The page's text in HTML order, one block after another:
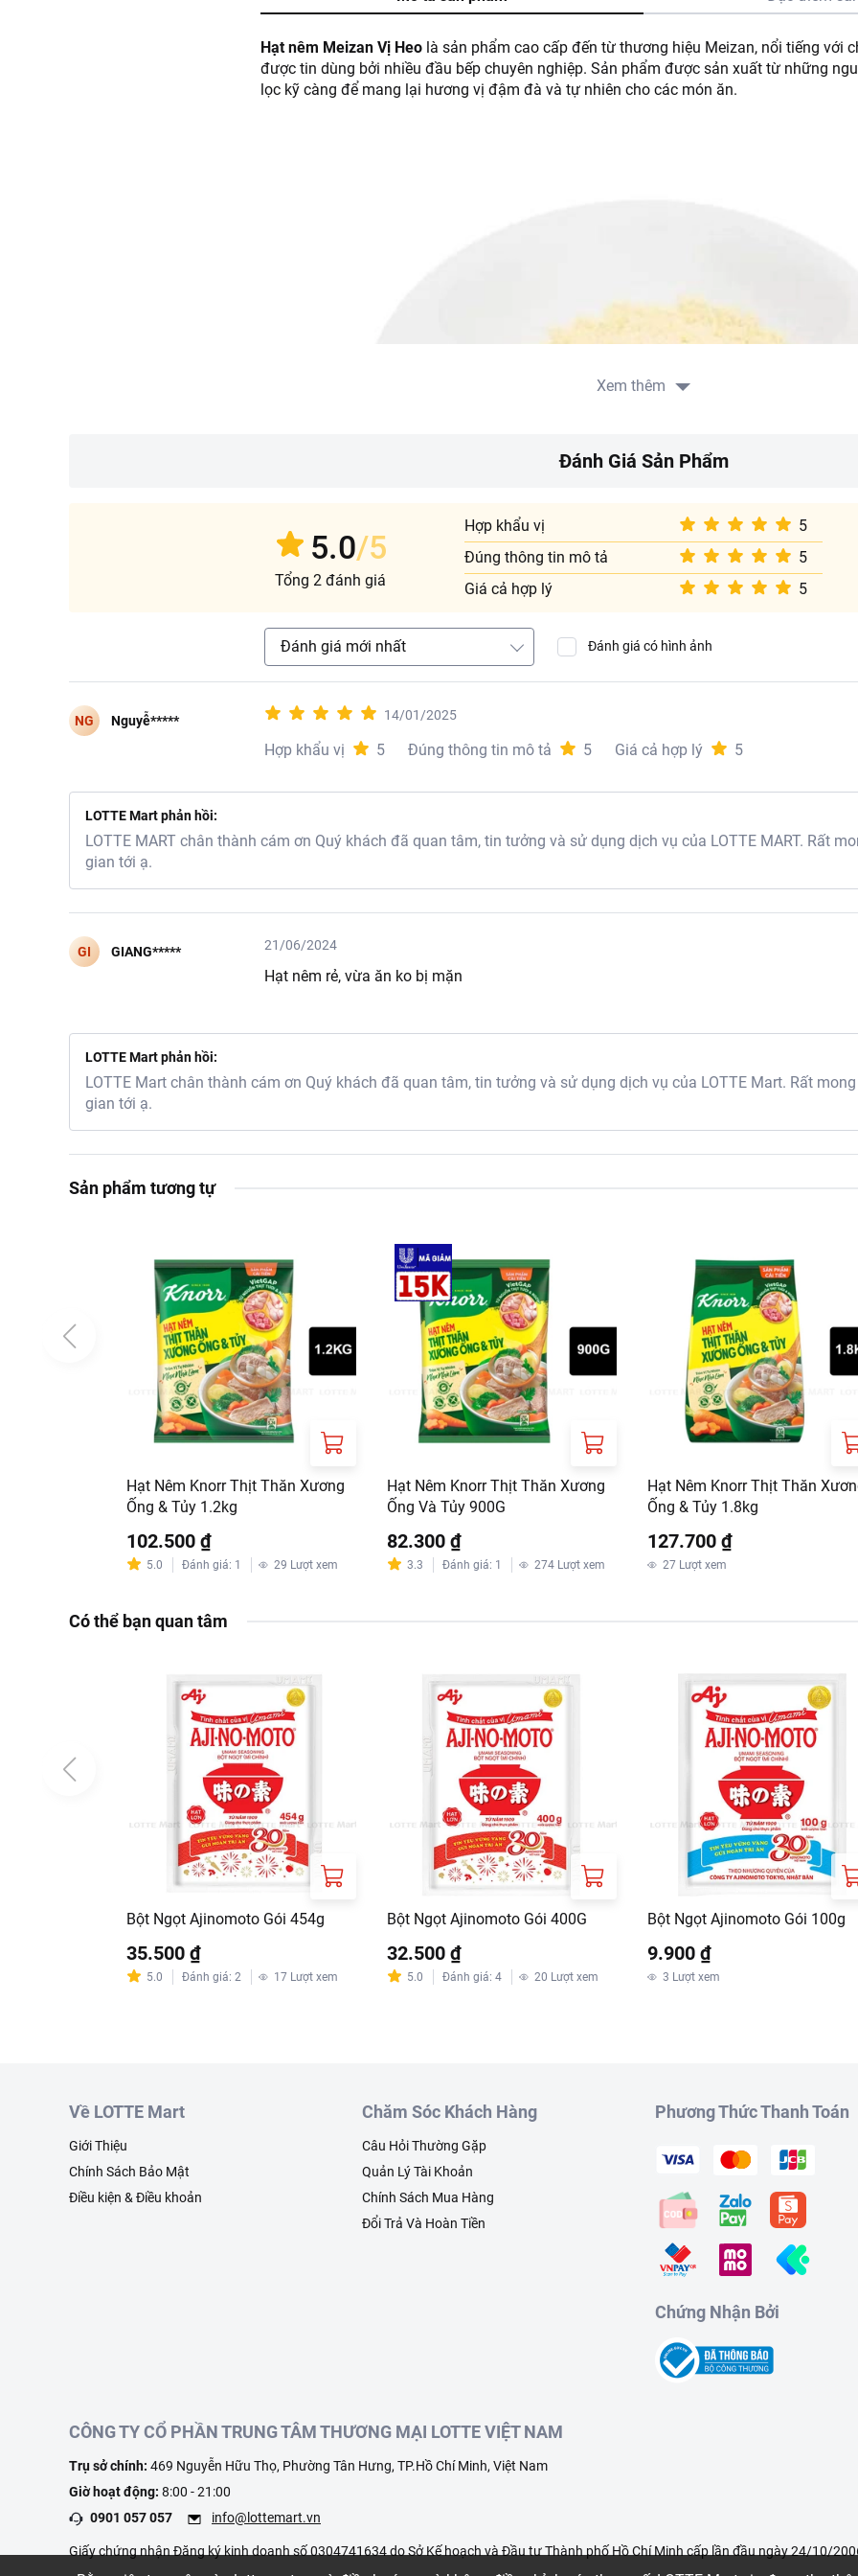
Hạt nêm Meizan Vị Heo là sản phẩm cao cấp đến từ thương hiệu Meizan, nổi tiếng với
được tin dùng bởi nhiều đầu bếp chuyên nghiệp. Sản phẩm được sản xuất từ những
lọc kỹ càng để mang lại hương vị đậm đà và tự nhiên cho các món ăn.
Đặc điểm nổi bật của sản phẩm:
Hạt nêm Meizan Vị Heođược làm từ bốn nguyên liệu tươi ngon gồm thịt heo, xương
phẩm an toàn và bổ dưỡng.
nhiên của chúng. Quá trình hầm chiết này giúp nước dùng có vị đậm đà, hấp dẫn,
Hướng Dẫn Sử Dụng:
Canh - 3 muỗng nhỏ cho 1 lít nước.
Ướp - 1 muỗng nhỏ cho 500g thực phẩm
Bảo quản sản phẩm ở nơi khô ráo, thoáng mát, tránh ánh nắng trực tiếp.
Đậy kín nắp sau khi sử dụng.
Thông tin từ LOTTE MART:
Xem thêm
Đánh Giá Sản Phẩm
5.0/5
Tổng 2 đánh giá
Hợp khẩu vị
5
Đúng thông tin mô tả
5
Giá cả hợp lý
5
Đánh giá mới nhất Đánh giá có hình ảnh
NG Nguyễ***** 14/01/2025
Hợp khẩu vị 5 Đúng thông tin mô tả 5 Giá cả hợp lý 5
LOTTE Mart phản hồi:
LOTTE MART chân thành cám ơn Quý khách đã quan tâm, tin tưởng và sử dụng dịch vụ của LOTTE MART. Rất
gian tới ạ.
GI GIANG***** 21/06/2024
Hạt nêm rẻ, vừa ăn ko bị mặn
LOTTE Mart phản hồi:
LOTTE Mart chân thành cám ơn Quý khách đã quan tâm, tin tưởng và sử dụng dịch vụ của LOTTE Mart. Rất
gian tới ạ.
Sản phẩm tương tự
Hạt Nêm Knorr Thịt Thăn Xương
Ống & Tủy 1.2kg
102.500 ₫
5.0 Đánh giá: 1 29 Lượt xem
Hạt Nêm Knorr Thịt Thăn Xương
Ống Và Tủy 900G
82.300 ₫
3.3 Đánh giá: 1 274 Lượt xem
Hạt Nêm Knorr Thịt Thăn
Ống & Tủy 1.8kg
127.700 ₫
27 Lượt xem
Có thể bạn quan tâm
Bột Ngọt Ajinomoto Gói 454g
35.500 ₫
5.0 Đánh giá: 2 17 Lượt xem
Bột Ngọt Ajinomoto Gói 400G
32.500 ₫
5.0 Đánh giá: 4 20 Lượt xem
Bột Ngọt Ajinomoto Gói 100g
9.900 ₫
3 Lượt xem
Về LOTTE Mart
Giới Thiệu
Chính Sách Bảo Mật
Điều kiện & Điều khoản
Chăm Sóc Khách Hàng
Câu Hỏi Thường Gặp
Quản Lý Tài Khoản
Chính Sách Mua Hàng
Đổi Trả Và Hoàn Tiền
Phương Thức Thanh Toán
Chứng Nhận Bởi
CÔNG TY CỔ PHẦN TRUNG TÂM THƯƠNG MẠI LOTTE VIỆT NAM
Trụ sở chính: 469 Nguyễn Hữu Thọ, Phường Tân Hưng, TP.Hồ Chí Minh, Việt Nam
Giờ hoạt động: 8:00 - 21:00
0901 057 057
info@lottemart.vn
Giấy chứng nhận Đăng ký kinh doanh số 0304741634 do Sở Kế hoạch và Đầu tư Thành phố Hồ Chí Minh cấp lần đầu ngày 24/10/